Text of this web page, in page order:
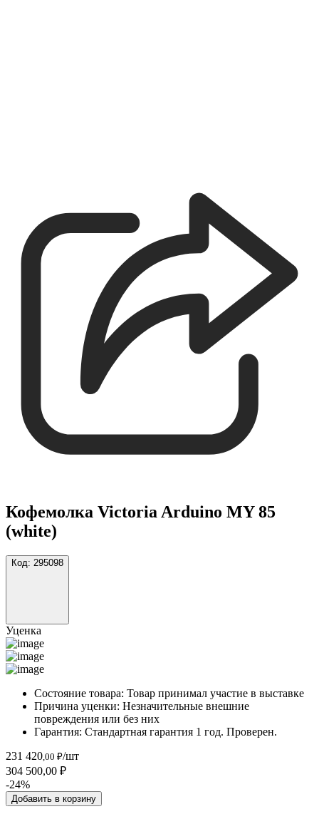
Кофемолка Victoria Arduino MY 85
(white)
Код: 295098
Уценка
Состояние товара: Товар принимал участие в выставке
Причина уценки: Незначительные внешние
повреждения или без них
Гарантия: Стандартная гарантия 1 год. Проверен.
231 420 ,00 ₽/шт
304 500,00 ₽
-24%
Добавить в корзину